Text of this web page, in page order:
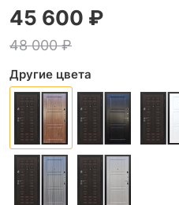
48 000 ₽
45 600 ₽
Другие цвета